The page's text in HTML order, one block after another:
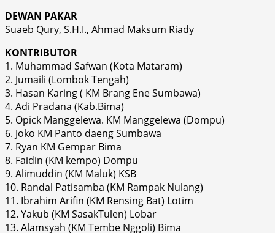
DEWAN PAKAR
Suaeb Qury, S.H.I., Ahmad Maksum Riady
KONTRIBUTOR
1. Muhammad Safwan (Kota Mataram)
2. Jumaili (Lombok Tengah)
3. Hasan Karing ( KM Brang Ene Sumbawa)
4. Adi Pradana (Kab.Bima)
5. Opick Manggelewa. KM Manggelewa (Dompu)
6. Joko KM Panto daeng Sumbawa
7. Ryan KM Gempar Bima
8. Faidin (KM kempo) Dompu
9. Alimuddin (KM Maluk) KSB
10. Randal Patisamba (KM Rampak Nulang)
11. Ibrahim Arifin (KM Rensing Bat) Lotim
12. Yakub (KM SasakTulen) Lobar
13. Alamsyah (KM Tembe Nggoli) Bima